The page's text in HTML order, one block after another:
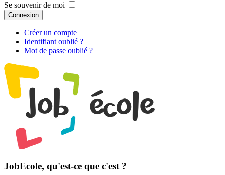
Se souvenir de moi
Connexion
Créer un compte
Identifiant oublié ?
Mot de passe oublié ?
JobEcole, qu'est-ce que c'est ?